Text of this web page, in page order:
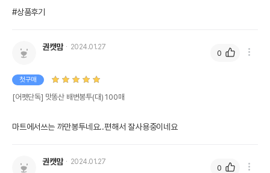
#상품후기
권캣맘 2024.01.27
첫구매
[어펫단독] 맛똥산 배변봉투(대) 100매
마트에서쓰는 까만봉투네요..편해서 잘사용중이네요
0
권캣맘 2024.01.27
0